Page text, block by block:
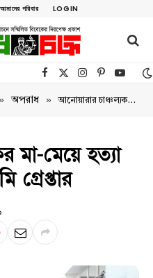
আমাদের পরিবার LOGIN
Facebook
X (Twitter)Instagram
Pinterest
অপরাধ » আনোয়ারার চাঞ্চল্যকর মা-মেয়ে হত্যা মামলার প্রধান আসামি গ্রেপ্তার
মা-মেয়ে হত্যা
গ্রেপ্তার